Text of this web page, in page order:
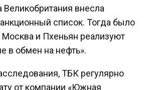
Великобритания внесла
список. Тогда было
Москва и Пхеньян реализуют
в обмен на нефть».
ТБК регулярно
от компании «Южная